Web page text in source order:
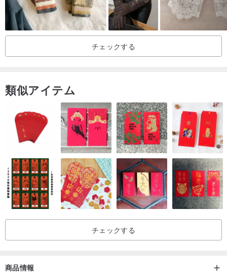
この製品は、JOCA憲章にもとづき、オーガニックコットン製品の
普及をめざすJOCAメンバー企業が、人と環境に配慮した方法で、
日本の技術と感性を生かして作ったことを示します。
ご自分のサイズ確認の仕方 ◎メジャーを使用して親指の付け根から
横、ぐ るっと１周、手のひらを計ってください。およそ20.5㎝〜23
㎝の方にぴったりくる大きさです。
チェックする
類似アイテム
チェックする
商品情報